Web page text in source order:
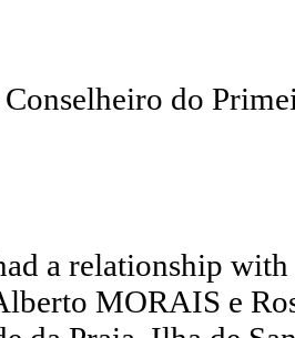
Conselheiro do
a relationship
MORAIS e